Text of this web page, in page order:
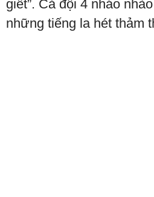
giết”. Cả đội 4 nháo
những tiếng la hét thảm